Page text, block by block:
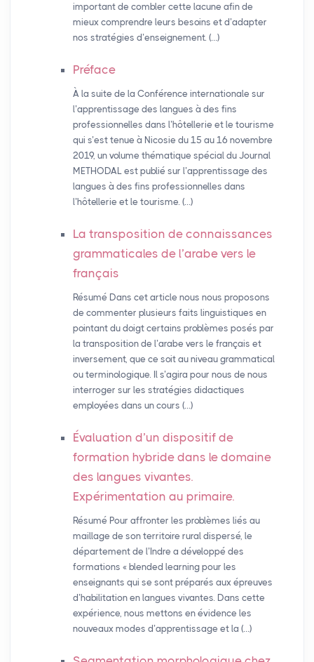
important de combler cette lacune afin de
mieux comprendre leurs besoins et d’adapter
nos stratégies d’enseignement. (…)
Préface
À la suite de la Conférence internationale sur
l’apprentissage des langues à des fins
professionnelles dans l’hôtellerie et le tourisme
qui s’est tenue à Nicosie du 15 au 16 novembre
2019, un volume thématique spécial du Journal
METHODAL est publié sur l’apprentissage des
langues à des fins professionnelles dans
l’hôtellerie et le tourisme. (…)
La transposition de connaissances
grammaticales de l’arabe vers le
français
Résumé Dans cet article nous nous proposons
de commenter plusieurs faits linguistiques en
pointant du doigt certains problèmes posés par
la transposition de l’arabe vers le français et
inversement, que ce soit au niveau grammatical
ou terminologique. Il s’agira pour nous de nous
interroger sur les stratégies didactiques
employées dans un cours (…)
Évaluation d’un dispositif de
formation hybride dans le domaine
des langues vivantes.
Expérimentation au primaire.
Résumé Pour affronter les problèmes liés au
maillage de son territoire rural dispersé, le
département de l’Indre a développé des
formations « blended learning pour les
enseignants qui se sont préparés aux épreuves
d’habilitation en langues vivantes. Dans cette
expérience, nous mettons en évidence les
nouveaux modes d’apprentissage et la (…)